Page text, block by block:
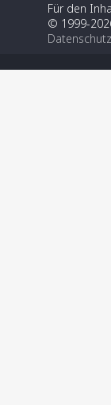
Für den
© 1999-
Datenschutz